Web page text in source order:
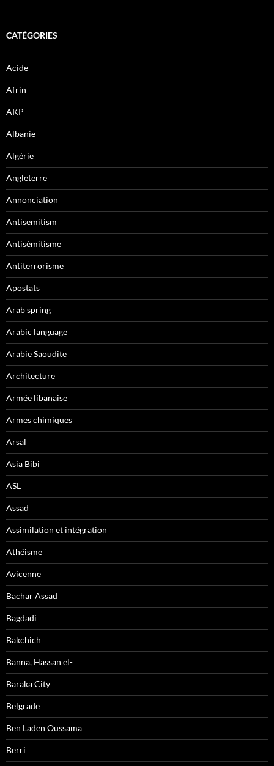
CATÉGORIES
Acide
Afrin
AKP
Albanie
Algérie
Angleterre
Annonciation
Antisemitism
Antisémitisme
Antiterrorisme
Apostats
Arab spring
Arabic language
Arabie Saoudite
Architecture
Armée libanaise
Armes chimiques
Arsal
Asia Bibi
ASL
Assad
Assimilation et intégration
Athéisme
Avicenne
Bachar Assad
Bagdadi
Bakchich
Banna, Hassan el-
Baraka City
Belgrade
Ben Laden Oussama
Berri